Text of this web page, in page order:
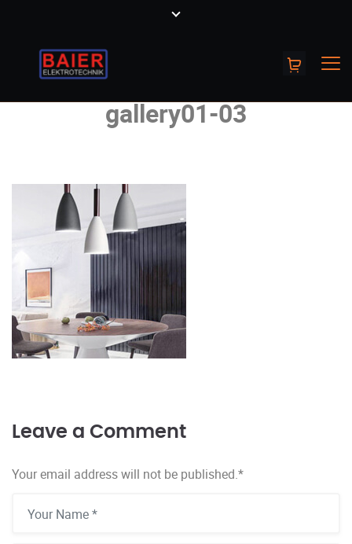
gallery01-03
Leave a Comment
Your email address will not be published.*